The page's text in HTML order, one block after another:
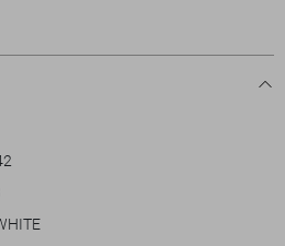
en kapmouwtjes geven het een casual
biedt deze jurk zowel ademend
voor extra bewegingsvrijheid.
samen met de strikceintuur
speelse touch toe aan het geheel. Of
hem met sandalen voor een
een chiquere uitstraling. Met zijn
veelzijdig en makkelijk te stijlen voor